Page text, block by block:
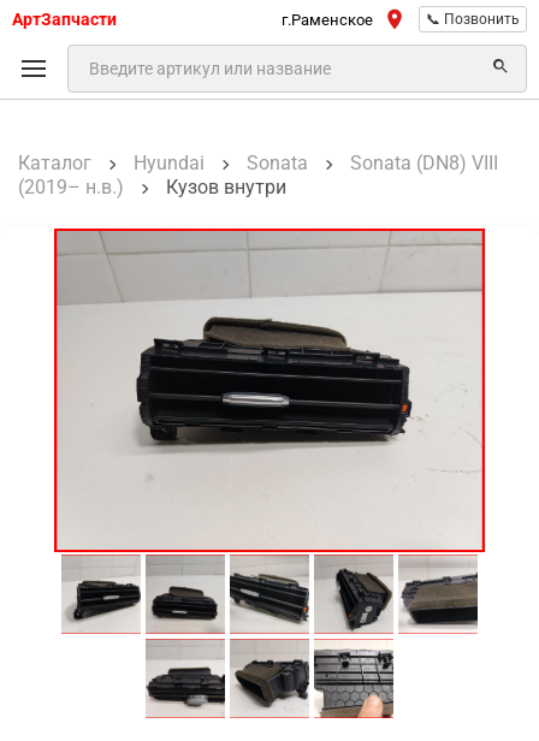
АртЗапчасти г.Раменское 📞 Позвонить
Каталог Hyundai Sonata
Sonata (DN8) VIII
(2019– н.в.)
Кузов внутри